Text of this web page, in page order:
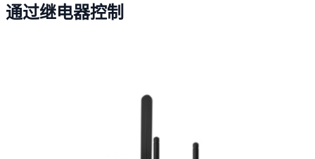
通过继电器控制